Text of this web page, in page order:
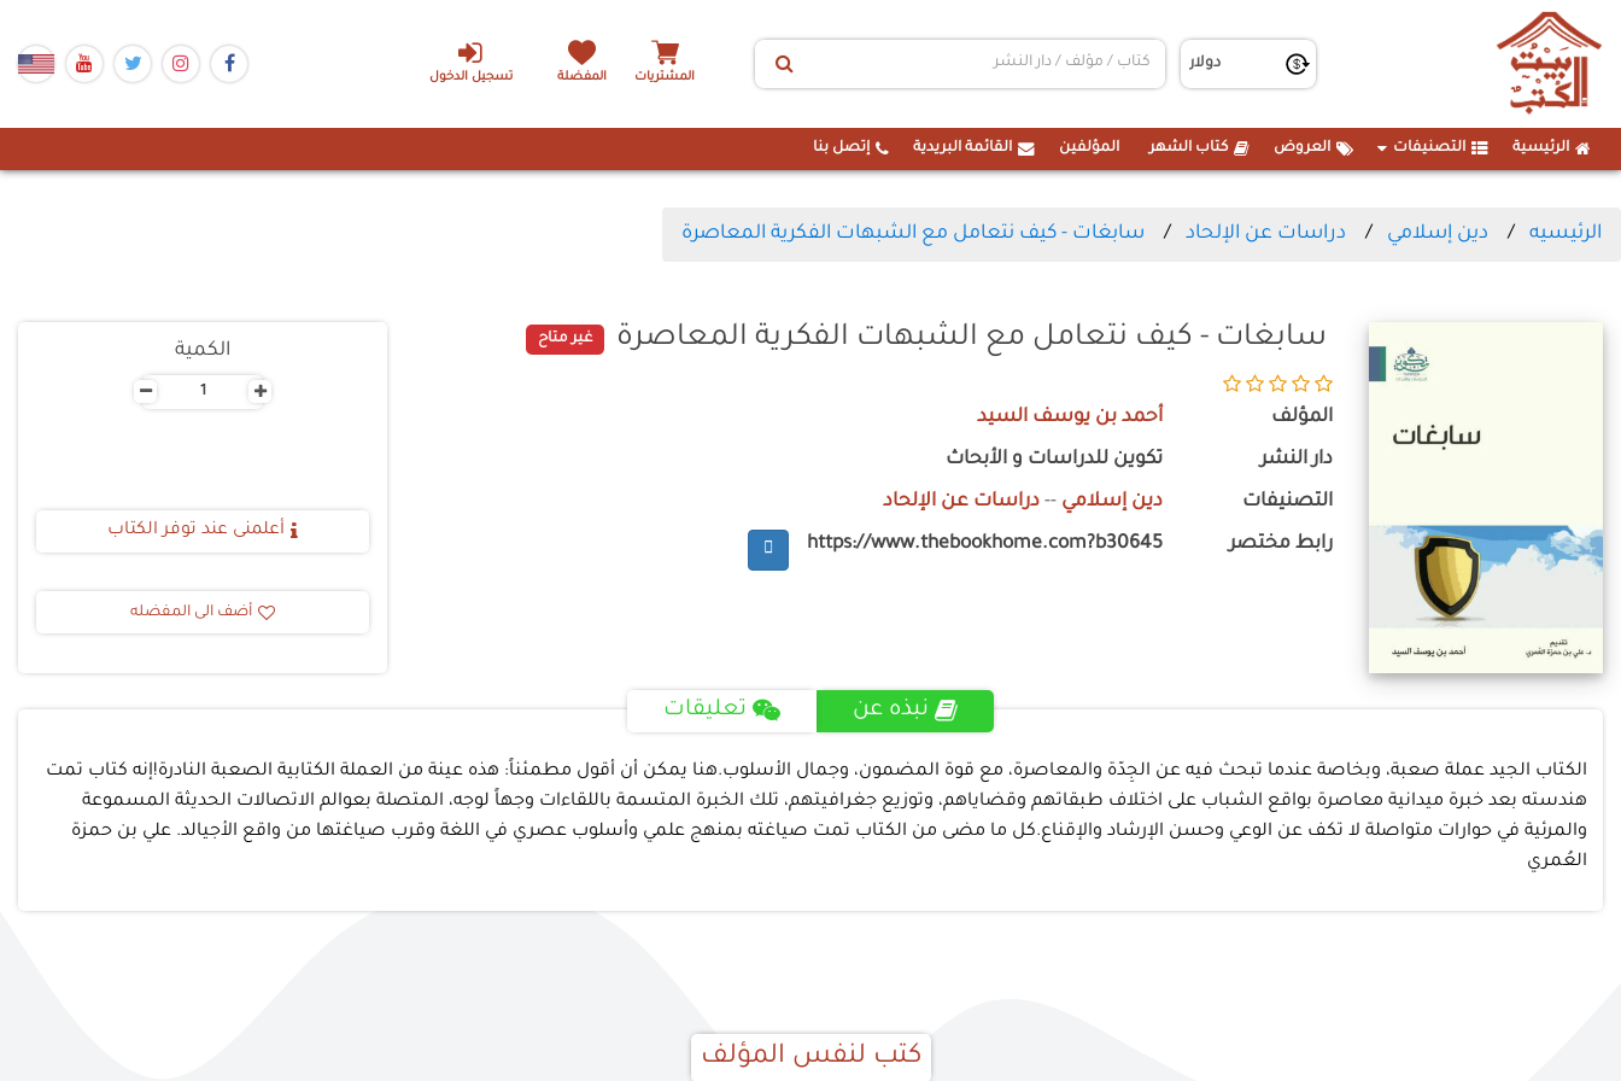
تسجيل الدخول المشتريات المفضلة
الرئيسية التصنيفات العروض كتاب الشهر المؤلفين القائمة البريدية إتصل بنا
الرئيسيه دين إسلامي دراسات عن الإلحاد سابغات - كيف نتعامل مع الشبهات الفكرية المعاصرة
سابغات - كيف نتعامل مع الشبهات الفكرية المعاصرة غير متاح
المؤلف أحمد بن يوسف السيد
دار النشر تكوين للدراسات و الأبحاث
التصنيفات دين إسلامي -- دراسات عن الإلحاد
رابط مختصر https://www.thebookhome.com?b30645
الكمية
- +
أعلمنى عند توفر الكتاب
أضف الى المفضله
نبذه عن تعليقات
الكتاب الجيد عملة صعبة، وبخاصة عندما تبحث فيه عن الجِدّة والمعاصرة، مع قوة المضمون، وجمال الأسلوب.هنا يمكن أن أقول مطمئناً: هذه عينة من العملة الكتابية الصعبة النادرة!إنه كتاب تمت
هندسته بعد خبرة ميدانية معاصرة بواقع الشباب على اختلاف طبقاتهم وقضاياهم، وتوزيع جغرافيتهم، تلك الخبرة المتسمة باللقاءات وجهاً لوجه، المتصلة بعوالم الاتصالات الحديثة المسموعة
والمرئية في حوارات متواصلة لا تكف عن الوعي وحسن الإرشاد والإقناع.كل ما مضى من الكتاب تمت صياغته بمنهج علمي وأسلوب عصري في اللغة وقرب صياغتها من واقع الأجيالد. علي بن حمزة
العُمري
كتب لنفس المؤلف